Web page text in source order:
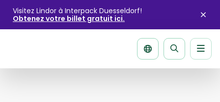
Visitez Lindor à Interpack Duesseldorf!
Obtenez votre billet gratuit ici.
La